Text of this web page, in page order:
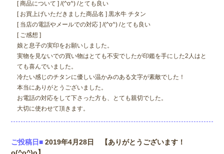
[ 商品について ] /(^o^) /とても良い
[ お買上げいただきました商品名 ] 黒水牛 チタン
[ 当店の電話やメールでの対応 ] /(^o^) /とても良い
[ ご感想 ]
娘と息子の実印をお願いしました。
実物を見ないでの買い物はとても不安でしたが印鑑を手にした2人はと
ても喜んでいました。
冷たい感じのチタンに優しい温かみのある文字が素敵でした！
本当にありがとうございました。
お電話の対応をして下さった方も、とても親切でした。
大切に使わせて頂きます。
ご投稿日■ 2019年4月28日 【ありがとうございます！